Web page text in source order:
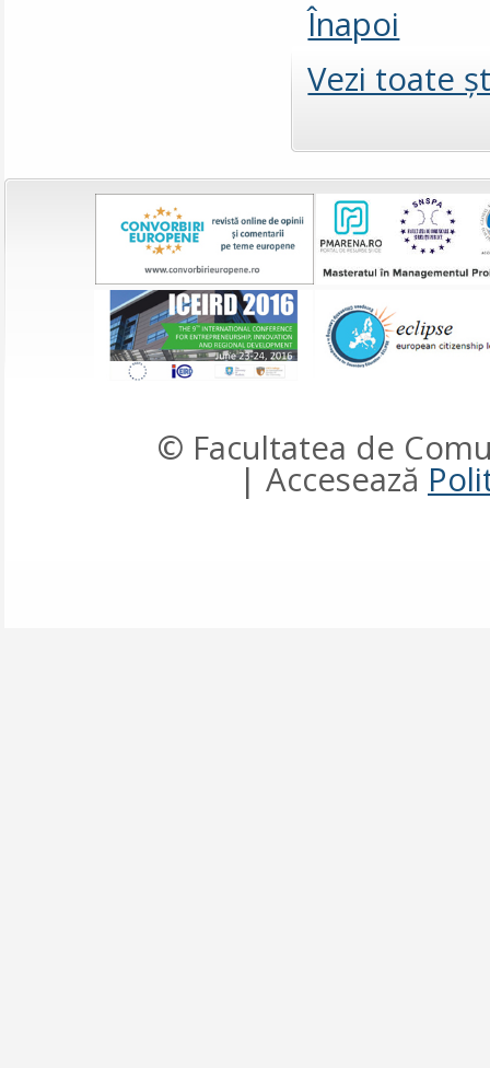
Înapoi
Vezi toate
© Facultatea de
| Accesează